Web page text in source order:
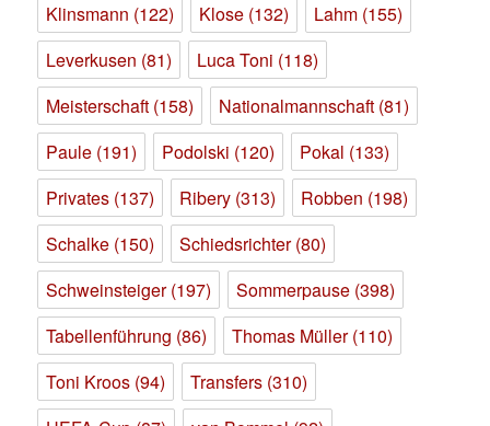
Klinsmann (122) Klose (132) Lahm (155)
Leverkusen (81) Luca Toni (118)
Meisterschaft (158) Nationalmannschaft (81)
Paule (191) Podolski (120) Pokal (133)
Privates (137) Ribery (313) Robben (198)
Schalke (150) Schiedsrichter(80)
Schweinsteiger(197) Sommerpause (398)
Tabellenführung (86) Thomas Müller(110)
Toni Kroos (94) Transfers (310)